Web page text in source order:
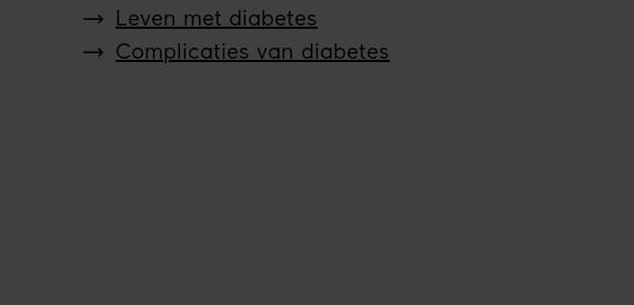
Leven met diabetes
Complicaties van diabetes